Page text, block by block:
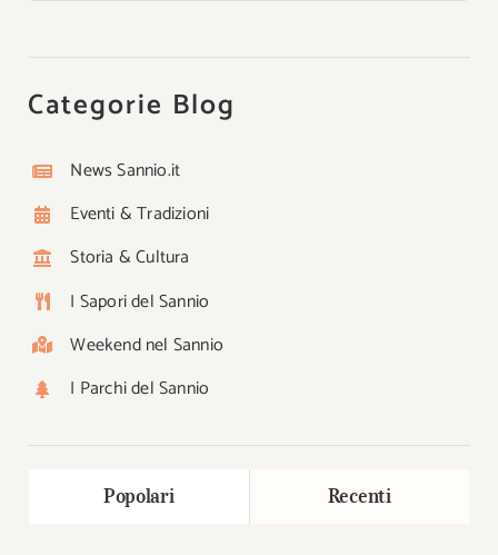
Categorie Blog
News Sannio.it
Eventi & Tradizioni
Storia & Cultura
I Sapori del Sannio
Weekend nel Sannio
I Parchi del Sannio
Popolari Recenti